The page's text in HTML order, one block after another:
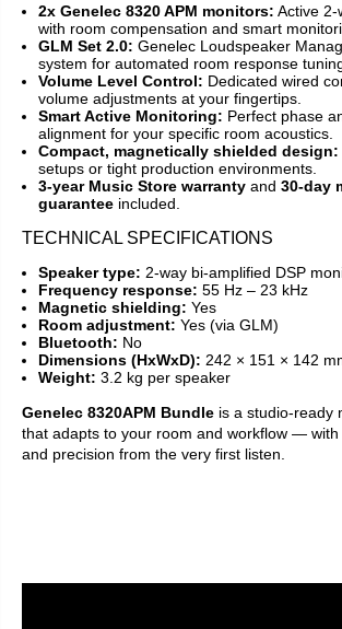
2x Genelec 8320 APM monitors: Active 2-
with room compensation and smart
GLM Set 2.0: Genelec Loudspeaker
system for automated room response
Volume Level Control: Dedicated wired
volume adjustments at your fingertips.
Smart Active Monitoring: Perfect phase
alignment for your specific room acoustics.
Compact, magnetically shielded design:
setups or tight production environments.
3-year Music Store warranty and 30-day
guarantee included.
TECHNICAL SPECIFICATIONS
Speaker type: 2-way bi-amplified DSP
Frequency response: 55 Hz – 23 kHz
Magnetic shielding: Yes
Room adjustment: Yes (via GLM)
Bluetooth: No
Dimensions (HxWxD): 242 × 151 × 142
Weight: 3.2 kg per speaker
Genelec 8320APM Bundle is a studio-ready
that adapts to your room and workflow — with
and precision from the very first listen.